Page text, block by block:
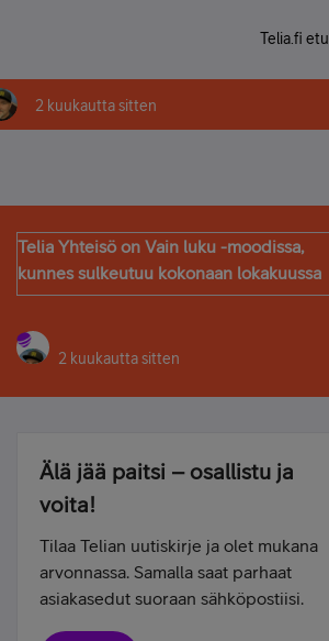
Telia.fi
2 kuukautta sitten
Telia Yhteisö on Vain luku -moodissa,
kunnes sulkeutuu kokonaan lokakuussa
2 kuukautta sitten
Älä jää paitsi – osallistu ja
voita!
Tilaa Telian uutiskirje ja olet mukana
arvonnassa. Samalla saat parhaat
asiakasedut suoraan sähköpostiisi.